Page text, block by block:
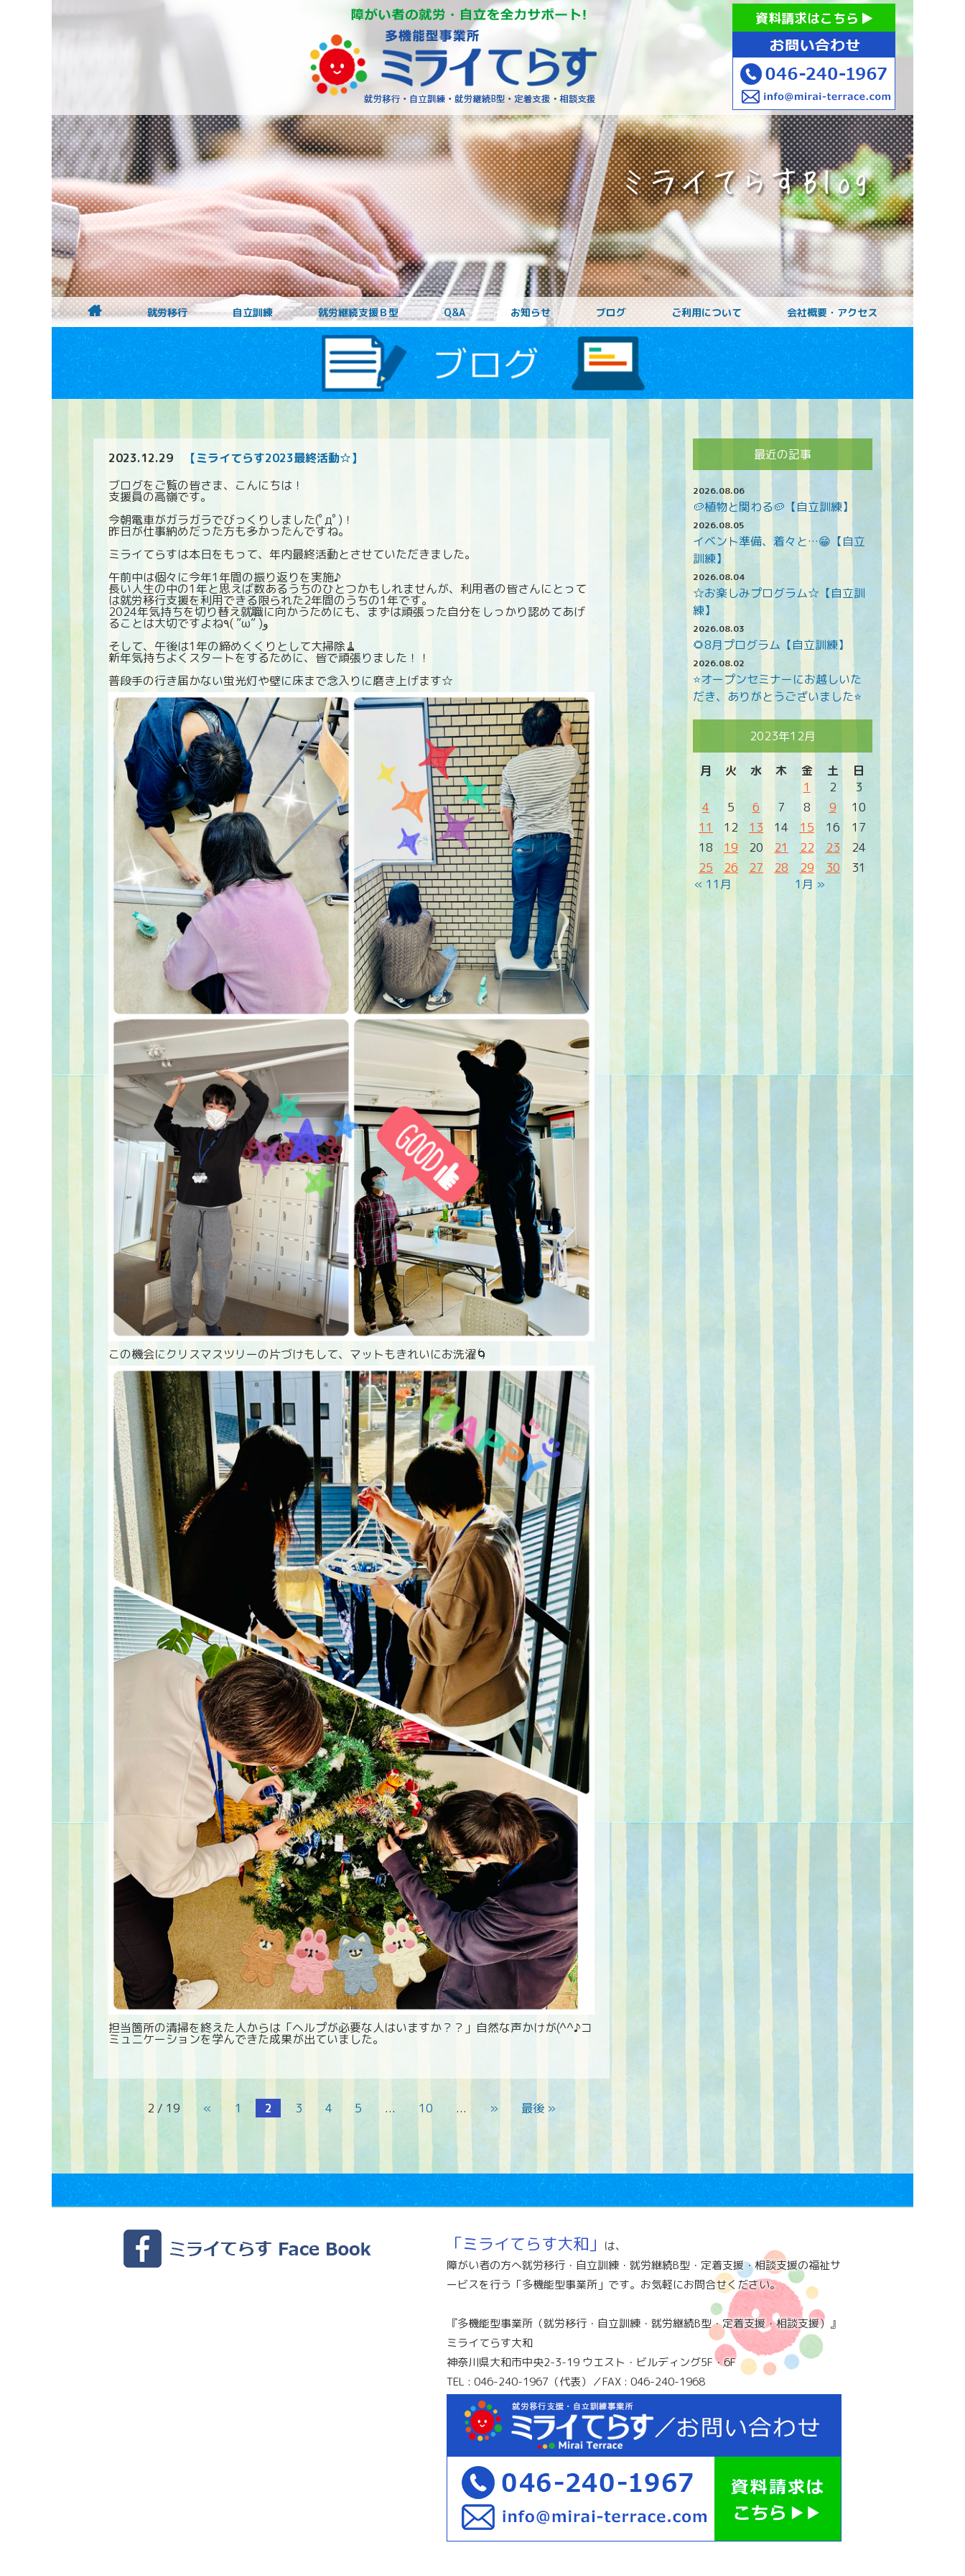
障がいをお持ちの方への就労支援 ミライてらす大和｜就労移行｜就
資料請求はこちら
お子様の
就労移行 自立訓練 就労継続支援Ｂ型 Q&A お知らせ ブログ ご利用について 会社概要・アクセス
2023.12.29
【ミライてらす2023最終活動☆】
ブログをご覧の皆さま、こんにちは！
支援員の高嶺です。
今朝電車がガラガラでびっくりしました(ﾟдﾟ)！
昨日が仕事納めだった方も多かったんですね。
ミライてらすは本日をもって、年内最終活動とさせていただきました。
午前中は個々に今年1年間の振り返りを実施♪
長い人生の中の1年と思えば数あるうちのひとつかもしれませんが、利用者の皆さんにとって
は就労移行支援を利用できる限られた2年間のうちの1年です。
2024年気持ちを切り替え就職に向かうためにも、まずは頑張った自分をしっかり認めてあげ
ることは大切ですよね٩( ”ω” )و
そして、午後は1年の締めくくりとして大掃除🧹
新年気持ちよくスタートをするために、皆で頑張りました！！
普段手の行き届かない蛍光灯や壁に床まで念入りに磨き上げます☆
この機会にクリスマスツリーの片づけもして、マットもきれいにお洗濯🌀
担当箇所の清掃を終えた人からは「ヘルプが必要な人はいますか？？」自然な声かけが(^^♪コ
ミュニケーションを学んできた成果が出ていました。
2 / 19 « 1 2 3 4 5 ... 10 ... » 最後 »
最近の記事
2026.08.06
🥔植物と関わる🥔【自立訓練】
2026.08.05
イベント準備、着々と…😁【自立
訓練】
2026.08.04
☆お楽しみプログラム☆【自立訓
練】
2026.08.03
🌻8月プログラム【自立訓練】
2026.08.02
⭐オープンセミナーにお越しいた
だき、ありがとうございました⭐
2023年12月
月 火 水 木 金 土 日
« 11月 1月 »
1 2
3
4
5 6 7 8 9
10
11
12 13 14 15 16
17
18
19 20 21 22 23
24
25
26 27 28 29 30 31
「ミライてらす大和」
は、
障がい者の方へ就労移行・自立訓練・就労継続B型・定着支援・相談支援の福祉サ
ービスを行う「多機能型事業所」です。お気軽にお問合せください。
『多機能型事業所（就労移行・自立訓練・就労継続B型・定着支援・相談支援）』
ミライてらす大和
神奈川県大和市中央2-3-19 ウエスト・ビルディング5F・6F
TEL : 046-240-1967（代表）／FAX : 046-240-1968